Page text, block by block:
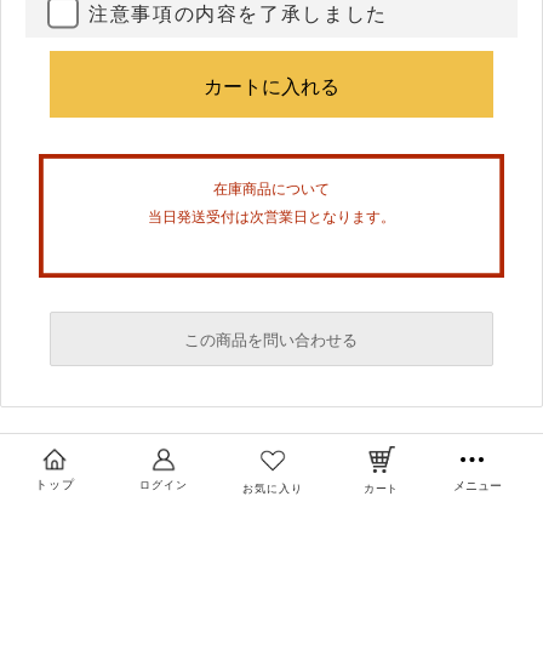
注意事項の内容を了承しました
在庫商品について
当日発送受付は次営業日となります。
この商品を問い合わせる
トップ ログイン お気に入り カート メニュー